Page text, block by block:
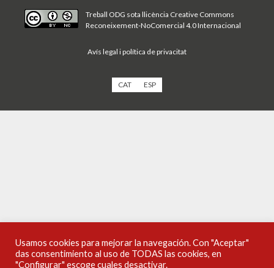
Treball ODG sota llicència Creative Commons
Reconeixement-NoComercial 4.0 Internacional
Avís legal i política de privacitat
Usamos cookies para mejorar la navegación. Con "Aceptar"
das consentimiento al uso de TODAS las cookies, en
"Configurar" escoge cuales desactivar.
CAT ESP